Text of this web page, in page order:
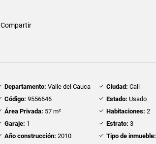
Compartir
Departamento: Valle del Cauca Ciudad: Cali
Código: 9556646 Estado: Usado
Área Privada: 57 m² Habitaciones: 2
Garaje: 1 Estrato: 3
Año construcción: 2010 Tipo de inmueble: